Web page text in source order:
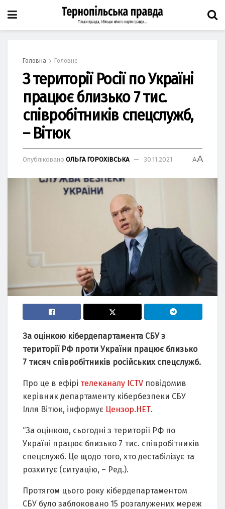
Головна Головне
З території Росії по Україні
працює близько 7 тис.
співробітників спецслужб,
– Вітюк
Опубліковано ОЛЬГА ГОРОХІВСЬКА 30.11.2021 AA
За оцінкою кібердепартамента СБУ з
території РФ проти України працює близько
7 тисяч співробітників російських спецслужб.
Про це в ефірі телеканалу ICTV повідомив
керівник департаменту кібербезпеки СБУ
Ілля Вітюк, інформує Цензор.НЕТ.
“За оцінкою, сьогодні з території РФ по
Україні працює близько 7 тис. співробітників
спецслужб. Це щодо того, хто дестабілізує та
розхитує (ситуацію, – Ред.).
Протягом цього року кібердепартаментом
СБУ було заблоковано 15 розгалужених мереж